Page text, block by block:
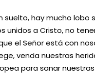
suelto, hay mucho lobo
unidos a Cristo, no
el Señor está con
venda nuestras
para sanar nuestras